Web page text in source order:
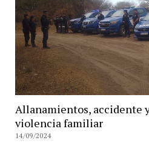
Allanamientos, accidente
violencia familiar
14/09/2024